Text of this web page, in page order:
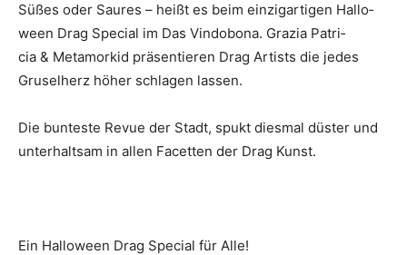
Süßes oder Sau­res – heißt es beim ein­zig­ar­ti­gen Hal­lo­
ween Drag Spe­cial im Das Vin­do­bo­na. Gra­zia Patri­
cia & Meta­mor­kid präsentieren Drag Artists die jedes
Gru­sel­herz höher schla­gen lassen.
Die bun­tes­te Revue der Stadt, spukt dies­mal düster und
unter­halt­sam in allen Facet­ten der Drag Kunst.
Ein Hal­lo­ween Drag Spe­cial für Alle!